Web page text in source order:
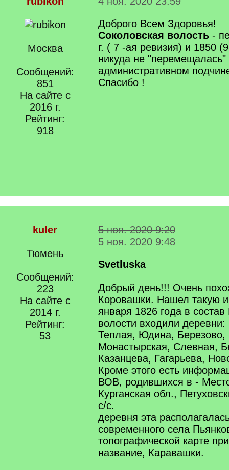
Москва
Сообщений:
851
На сайте с
2016 г.
Рейтинг:
918
Доброго Всем Здоровья!
Соколовская волость -
г. ( 7 -ая ревизия) и 1850
никуда не "перемещалась"
административном
Спасибо !
kuler
Тюмень
Сообщений:
223
На сайте с
2014 г.
Рейтинг:
53
5 ноя. 2020 9:20
5 ноя. 2020 9:48
Svetluska
Добрый день!!! Очень
Коровашки. Нашел такую
января 1826 года в состав
волости входили
Теплая, Юдина, Березово,
Монастырская, Слевная,
Казанцева, Гагарьева,
Кроме этого есть
ВОВ, родившихся в -
Курганская обл.,
с/с.
деревня эта
современного села
топографической карте
название, Каравашки.